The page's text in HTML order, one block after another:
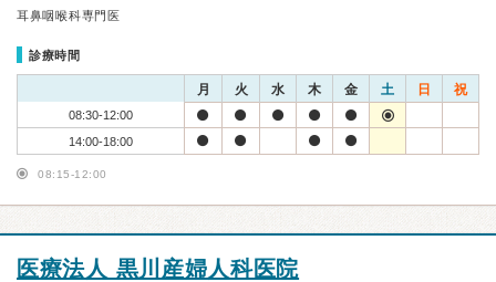
耳鼻咽喉科専門医
診療時間
月 火 水 木 金 土 日 祝
08:30-12:00
14:00-18:00
08:15-12:00
医療法人 黒川産婦人科医院